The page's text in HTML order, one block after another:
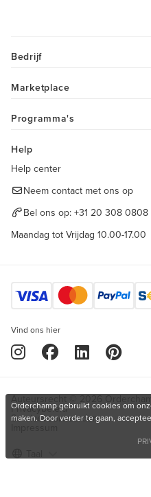
Bedrijf
Marketplace
Programma's
Help
Help center
Neem contact met ons op
Bel ons op: +31 20 308 0808
Maandag tot Vrijdag 10.00-17.00
Vind ons hier
Auteursrecht © 2026 Orderchamp
Privacybeleid
Servicevoorwaarden
Orderchamp gebruikt cookies om
maken. Door verder te gaan,